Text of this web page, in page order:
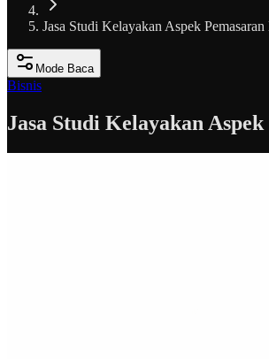
Jasa Studi Kelayakan Aspek
Mode Baca
Bisnis
Jasa Studi Kelayakan